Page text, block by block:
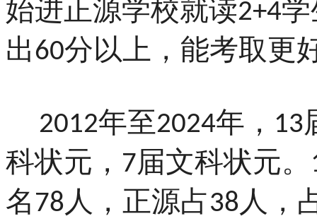
始进正源学校就读2+4
出60分以上，能考取更
2012年至2024年， 13
科状元， 7届文科状元。
名 78 人，正源占38 人，